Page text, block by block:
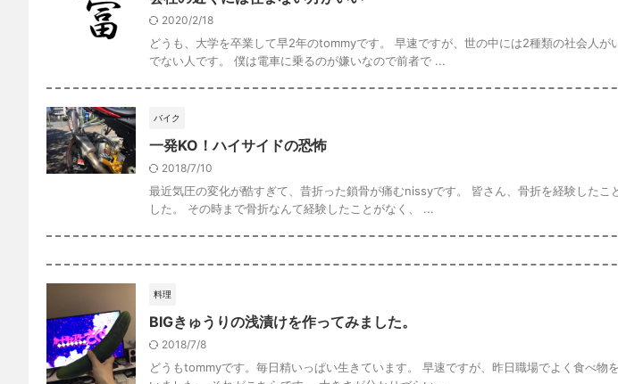
2020/2/18
どうも、大学を卒業して早2年のtommyです。 早速ですが、世の中には2種類の社会人が
でない人です。 僕は電車に乗るのが嫌いなので前者で ...
バイク
一発KO！ハイサイドの恐怖
2018/7/10
最近気圧の変化が酷すぎて、昔折った鎖骨が痛むnissyです。 皆さん、骨折を経験したこ
した。 その時まで骨折なんて経験したことがなく、 ...
料理
BIGきゅうりの浅漬けを作ってみました。
2018/7/8
どうもtommyです。毎日精いっぱい生きています。 早速ですが、昨日職場でよく食べ物